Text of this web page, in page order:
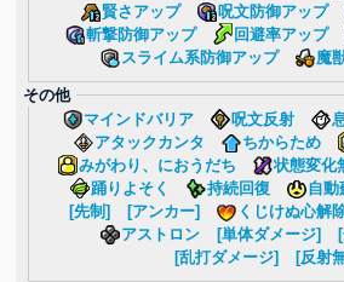
賢さアップ
呪文防御アップ
斬撃防御アップ
回避率アップ
スライム系防御アップ
魔
その他
マインドバリア
呪文反射
アタックカンタ
ちからため
みがわり、におうだち
状態変化
踊りよそく
持続回復 自動
[先制]
[アンカー] くじけぬ心解
アストロン
[単体ダメージ]
[乱打ダメージ]
[反射